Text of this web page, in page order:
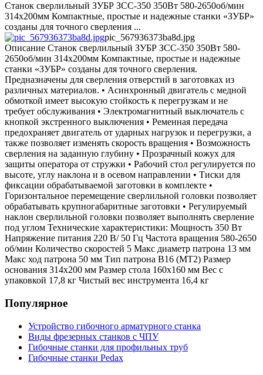
Станок сверлильный ЗУБР ЗСС-350 350Вт 580-2650об/мин
314х200мм Компактные, простые и надежные станки «ЗУБР»
созданы для точного сверления ...
pic_567936373ba8d.jpg
Описание Станок сверлильный ЗУБР ЗСС-350 350Вт 580-
2650об/мин 314х200мм Компактные, простые и надежные
станки «ЗУБР» созданы для точного сверления.
Предназначены для сверления отверстий в заготовках из
различных материалов. • Асинхронный двигатель с медной
обмоткой имеет высокую стойкость к перегрузкам и не
требует обслуживания • Электромагнитный выключатель с
кнопкой экстренного выключения • Ременная передача
предохраняет двигатель от ударных нагрузок и перегрузки, а
также позволяет изменять скорость вращения • Возможность
сверления на заданную глубину • Прозрачный кожух для
защиты оператора от стружки • Рабочий стол регулируется по
высоте, углу наклона и в осевом направлении • Тиски для
фиксации обрабатываемой заготовки в комплекте •
Горизонтальное перемещение сверлильной головки позволяет
обрабатывать крупногабаритные заготовки • Регулируемый
наклон сверлильной головки позволяет выполнять сверление
под углом Технические характеристики: Мощность 350 Вт
Напряжение питания 220 В/ 50 Гц Частота вращения 580-2650
об/мин Количество скоростей 5 Макс диаметр патрона 13 мм
Макс ход патрона 50 мм Тип патрона В16 (МТ2) Размер
основания 314х200 мм Размер стола 160х160 мм Вес с
упаковкой 17,8 кг Чистый вес инструмента 16,4 кг
Популярное
Устройство гибочного арматурного станка
Виды фрезерных станков с ЧПУ
Гибочные станки для профильных труб
Гибочные станки Pedax